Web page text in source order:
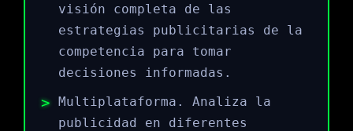
visión completa de las
estrategias publicitarias de la
competencia para tomar
decisiones informadas.
Multiplataforma. Analiza la
publicidad en diferentes